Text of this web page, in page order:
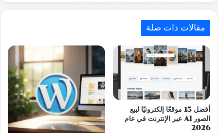
مقالات ذات صلة
أفضل 15 موقعًا إلكترونيًا لبيع
الصور AI عبر الإنترنت في عام
2026